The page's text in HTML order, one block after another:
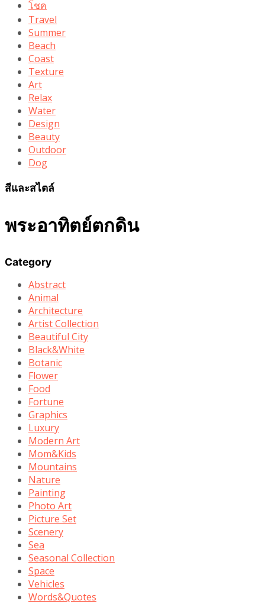
โชค
Travel
Summer
Beach
Coast
Texture
Art
Relax
Water
Design
Beauty
Outdoor
Dog
สีและสไตล์
พระอาทิตย์ตกดิน
Category
Abstract
Animal
Architecture
Artist Collection
Beautiful City
Black&White
Botanic
Flower
Food
Fortune
Graphics
Luxury
Modern Art
Mom&Kids
Mountains
Nature
Painting
Photo Art
Picture Set
Scenery
Sea
Seasonal Collection
Space
Vehicles
Words&Quotes